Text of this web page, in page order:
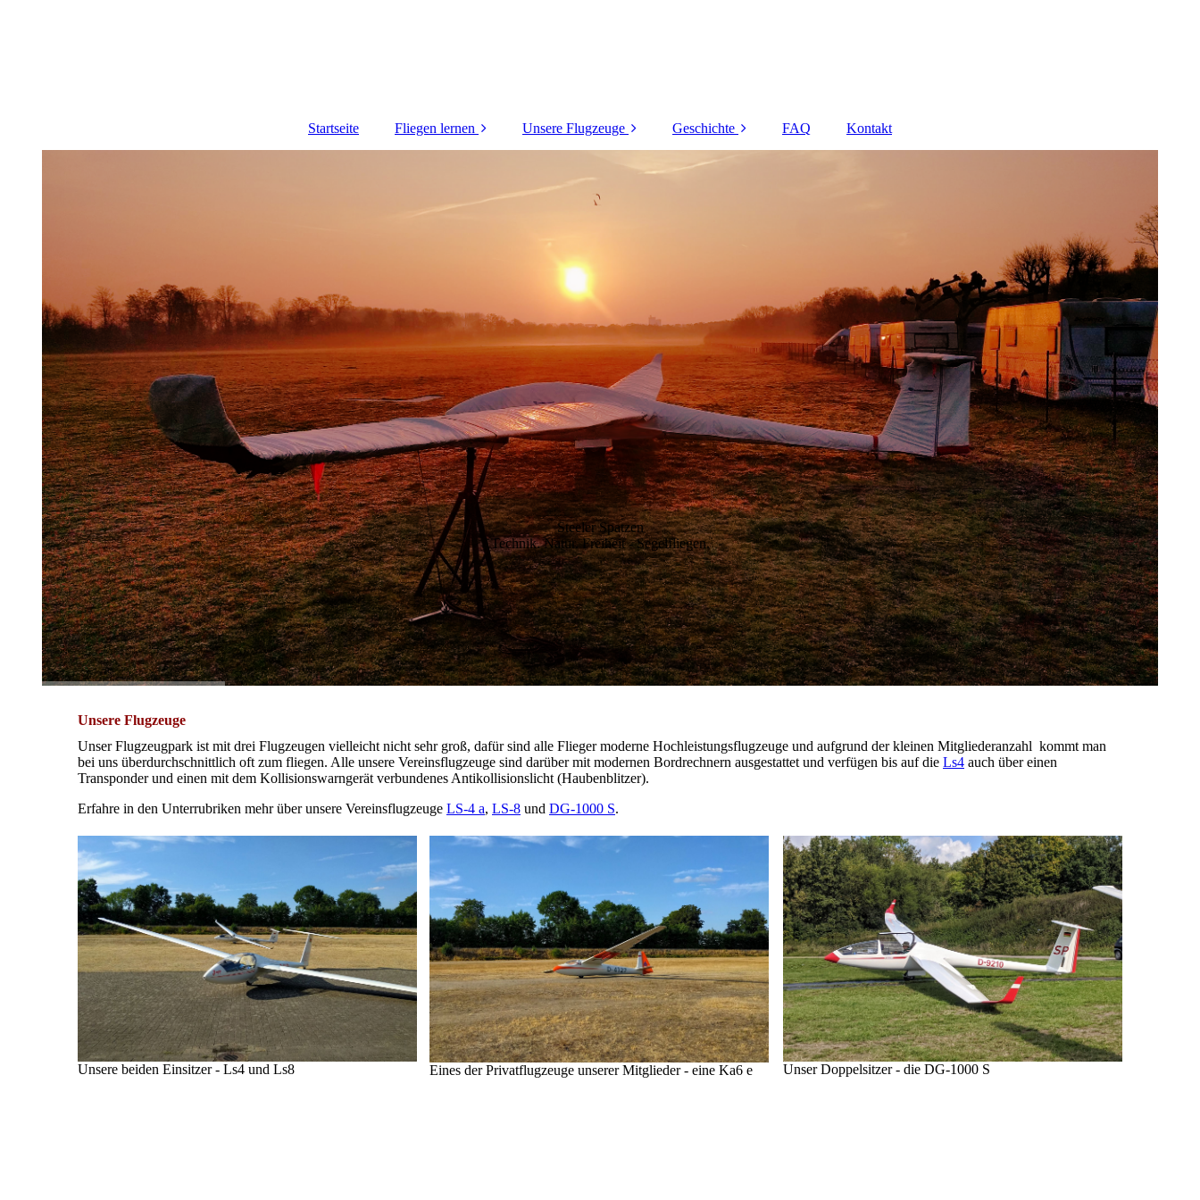
Startseite Fliegen lernen
Schnupperkurs
Unsere Flugzeuge
LS-8
Geschichte
Die Anfänge
FAQ Kontakt
Steeler Spatzen
Technik. Natur. Freiheit - Segelfliegen.
Unsere Flugzeuge
Unser Flugzeugpark ist mit drei Flugzeugen vielleicht nicht sehr groß, dafür sind alle Flieger moderne Hochleistungsflugzeuge und aufgrund der kleinen Mitgliederanzahl kommt man
bei uns überdurchschnittlich oft zum fliegen. Alle unsere Vereinsflugzeuge sind darüber mit modernen Bordrechnern ausgestattet und verfügen bis auf die Ls4 auch über einen
Transponder und einen mit dem Kollisionswarngerät verbundenes Antikollisionslicht (Haubenblitzer).
Erfahre in den Unterrubriken mehr über unsere Vereinsflugzeuge LS-4 a, LS-8 und DG-1000 S.
Unsere beiden Einsitzer - Ls4 und Ls8 Eines der Privatflugzeuge unserer Mitglieder - eine Ka6 e Unser Doppelsitzer - die DG-1000 S